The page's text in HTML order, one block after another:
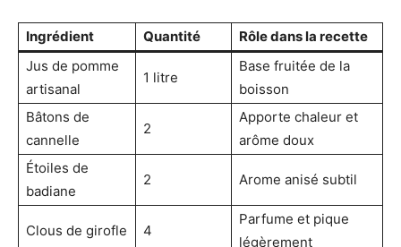
Ingrédient Quantité
Rôle dans la recette
Jus de pomme
artisanal
1 litre
Base fruitée de la
boisson
Bâtons de
cannelle
2
Apporte chaleur et
arôme doux
Étoiles de
badiane
2 Arome anisé subtil
Clous de girofle 4
Parfume et pique
légèrement